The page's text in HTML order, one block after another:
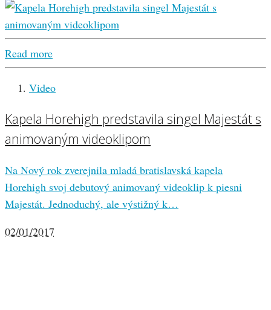
Read more
Video
Kapela Horehigh predstavila singel Majestát s
animovaným videoklipom
Na Nový rok zverejnila mladá bratislavská kapela
Horehigh svoj debutový animovaný videoklip k piesni
Majestát. Jednoduchý, ale výstižný k…
02/01/2017